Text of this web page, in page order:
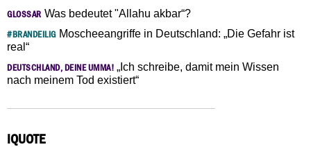
GLOSSAR Was bedeutet "Allahu akbar“?
#BRANDEILIGMoscheeangriffe in Deutschland: „Die Gefahr ist
real“
DEUTSCHLAND, DEINE UMMA! „Ich schreibe, damit mein Wissen
nach meinem Tod existiert“
IQUOTE